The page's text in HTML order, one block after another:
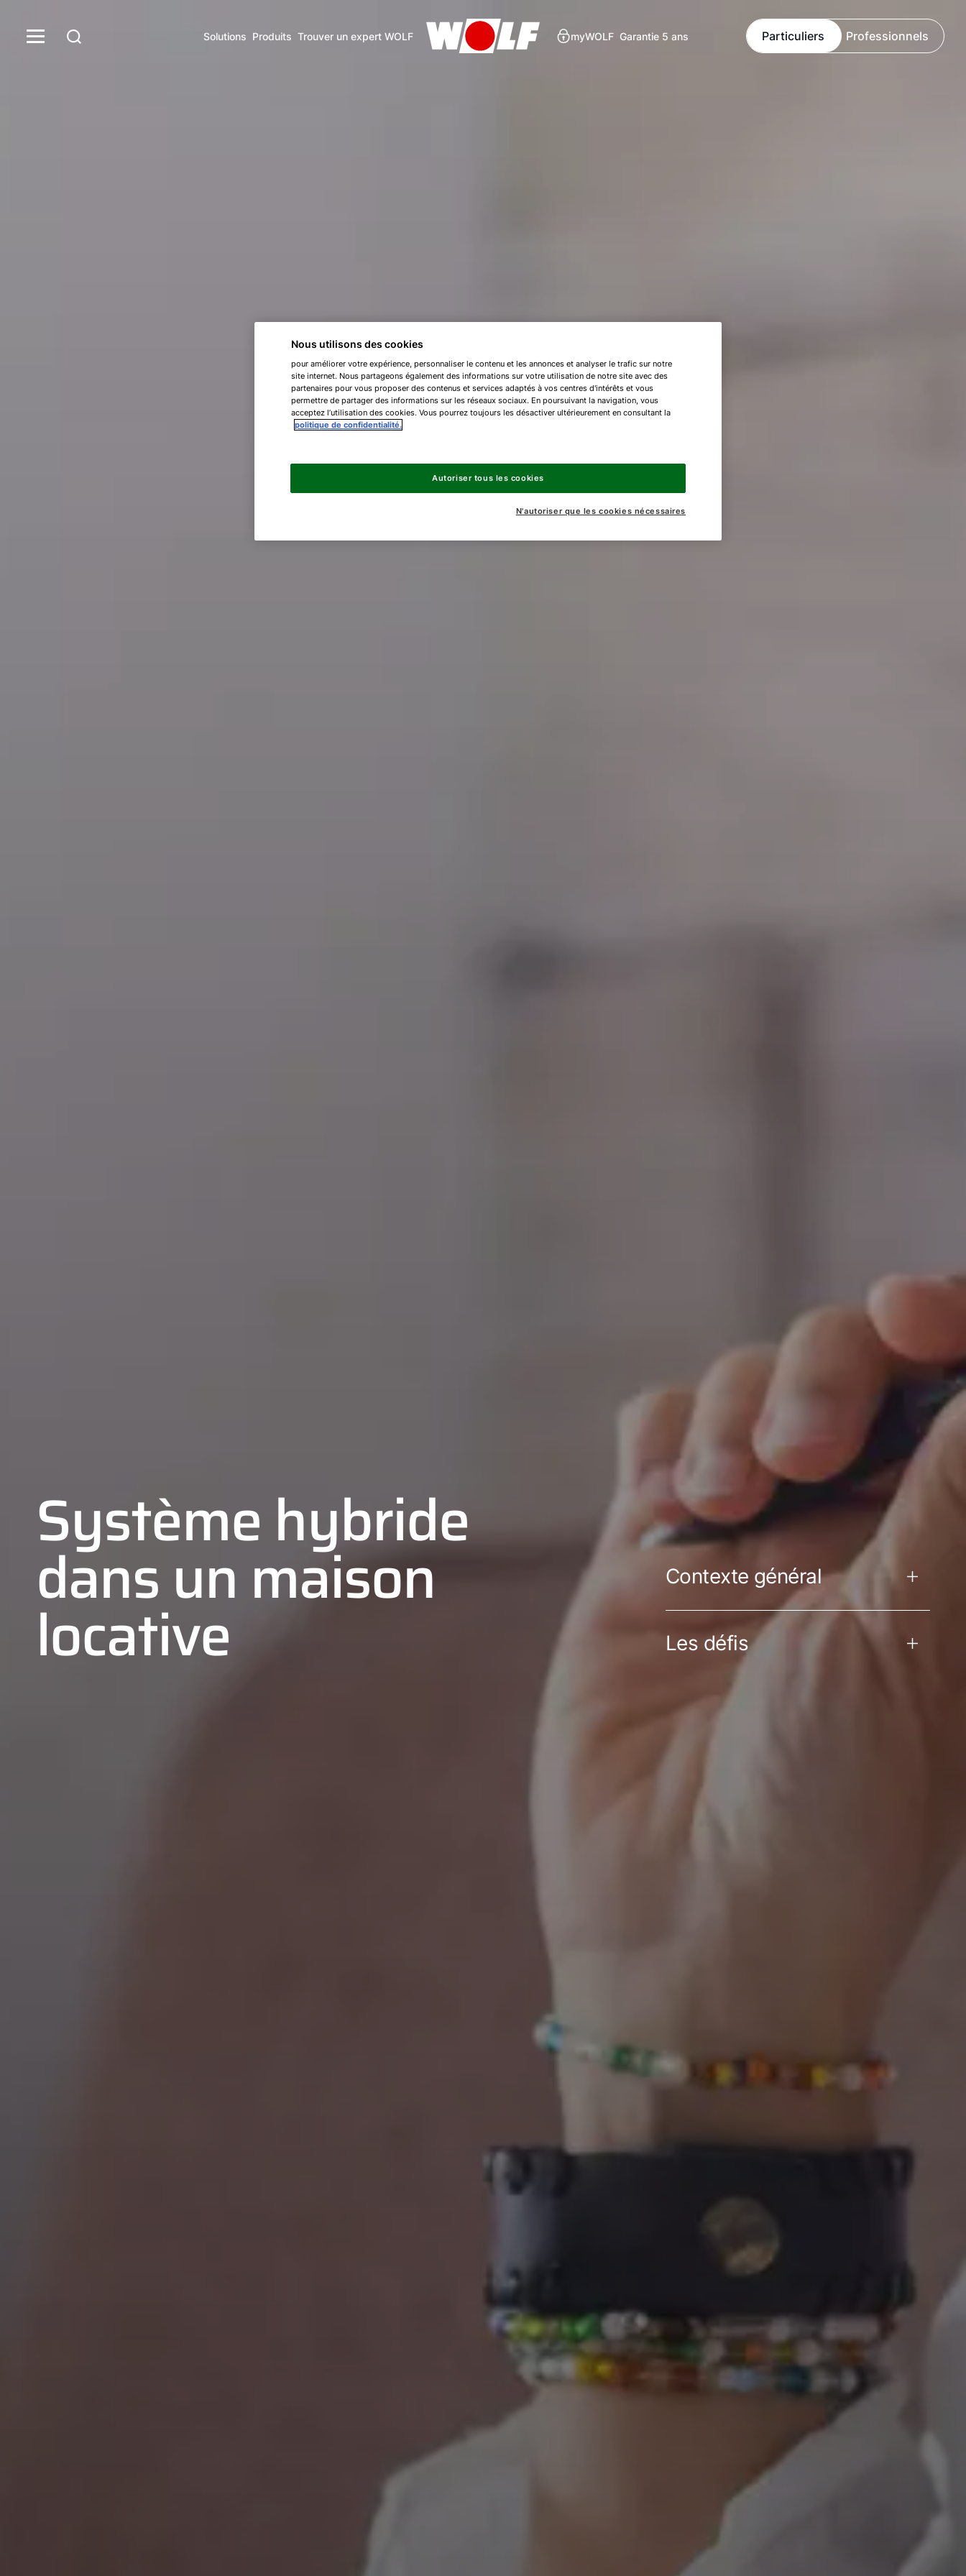
Solutions Produits Trouver un expert WOLF myWOLF Garantie 5 ans Particuliers Professionnels
Système hybride
dans un maison
locative
Contexte général
Les défis
Nous utilisons des cookies
pour améliorer votre expérience, personnaliser le contenu et les annonces et analyser le trafic sur notre
site internet. Nous partageons également des informations sur votre utilisation de notre site avec des
partenaires pour vous proposer des contenus et services adaptés à vos centres d'intérêts et vous
permettre de partager des informations sur les réseaux sociaux. En poursuivant la navigation, vous
acceptez l’utilisation des cookies. Vous pourrez toujours les désactiver ultérieurement en consultant la
politique de confidentialité.
N'autoriser que les cookies nécessaires
Autoriser tous les cookies